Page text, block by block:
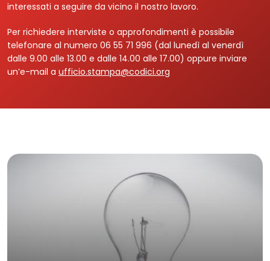
Login
interessati a seguire da vicino il nostro lavoro.
Per richiedere interviste o approfondimenti è possibile
telefonare al numero 06 55 71 996 (dal lunedì al venerdì
dalle 9.00 alle 13.00 e dalle 14.00 alle 17.00) oppure inviare
un’e-mail a ufficio.stampa@codici.org